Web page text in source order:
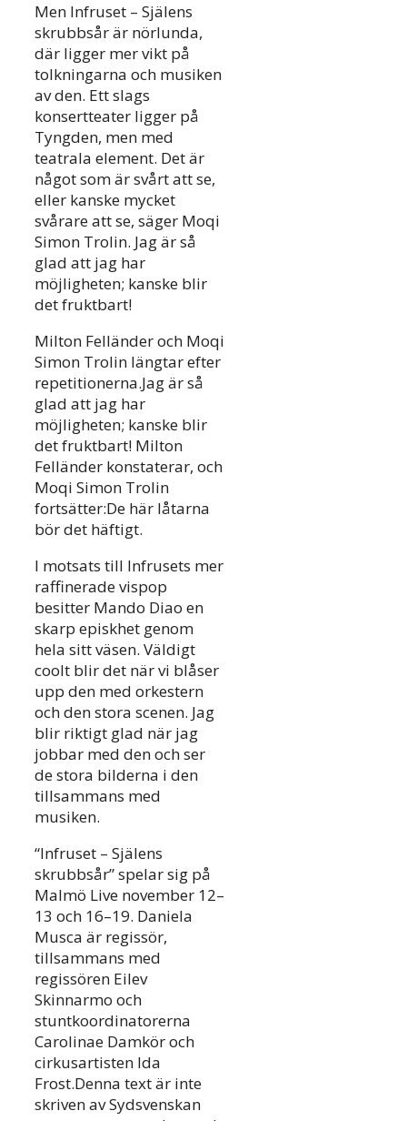
Men Infruset – Själens
skrubbsår är nörlunda,
där ligger mer vikt på
tolkningarna och musiken
av den. Ett slags
konsertteater ligger på
Tyngden, men med
teatrala element. Det är
något som är svårt att se,
eller kanske mycket
svårare att se, säger Moqi
Simon Trolin. Jag är så
glad att jag har
möjligheten; kanske blir
det fruktbart!
Milton Felländer och Moqi
Simon Trolin längtar efter
repetitionerna.Jag är så
glad att jag har
möjligheten; kanske blir
det fruktbart! Milton
Felländer konstaterar, och
Moqi Simon Trolin
fortsätter:De här låtarna
bör det häftigt.
I motsats till Infrusets mer
raffinerade vispop
besitter Mando Diao en
skarp episkhet genom
hela sitt väsen. Väldigt
coolt blir det när vi blåser
upp den med orkestern
och den stora scenen. Jag
blir riktigt glad när jag
jobbar med den och ser
de stora bilderna i den
tillsammans med
musiken.
“Infruset – Själens
skrubbsår” spelar sig på
Malmö Live november 12–
13 och 16–19. Daniela
Musca är regissör,
tillsammans med
regissören Eilev
Skinnarmo och
stuntkoordinatorerna
Carolinae Damkör och
cirkusartisten Ida
Frost.Denna text är inte
skriven av Sydsvenskan